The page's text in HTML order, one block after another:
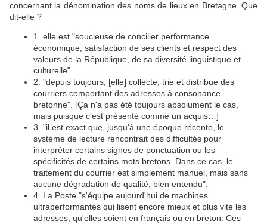
concernant la dénomination des noms de lieux en Bretagne. Que
dit-elle ?
1. elle est "soucieuse de concilier performance
économique, satisfaction de ses clients et respect des
valeurs de la République, de sa diversité linguistique et
culturelle"
2. "depuis toujours, [elle] collecte, trie et distribue des
courriers comportant des adresses à consonance
bretonne". [Ça n'a pas été toujours absolument le cas,
mais puisque c'est présenté comme un acquis…]
3. "il est exact que, jusqu'à une époque récente, le
système de lecture rencontrait des difficultés pour
interpréter certains signes de ponctuation ou les
spécificités de certains mots bretons. Dans ce cas, le
traitement du courrier est simplement manuel, mais sans
aucune dégradation de qualité, bien entendu".
4. La Poste "s'équipe aujourd'hui de machines
ultraperformantes qui lisent encore mieux et plus vite les
adresses, qu'elles soient en français ou en breton. Ces